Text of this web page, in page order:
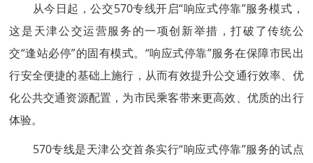
从今日起，公交570专线开启“响应式停靠”服务模式，
这是天津公交运营服务的一项创新举措，打破了传统公
交“逢站必停”的固有模式。“响应式停靠”服务在保障市民出
行安全便捷的基础上施行，从而有效提升公交通行效率、优
化公共交通资源配置，为市民乘客带来更高效、优质的出行
体验。
570专线是天津公交首条实行“响应式停靠”服务的试点